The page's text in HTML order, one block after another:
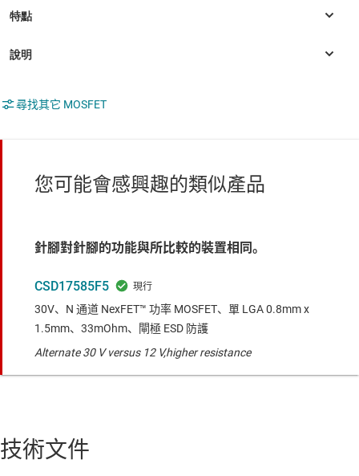
尋找其它 MOSFET
您可能會感興趣的類似產品
針腳對針腳的功能與所比較的裝置相同。
CSD17585F5
30V、N 通道 NexFET™ 功率 MOSFET、單 LGA 0.8mm x
1.5mm、33mOhm、閘極 ESD 防護
Alternate 30 V versus 12 V,higher resistance
技術文件